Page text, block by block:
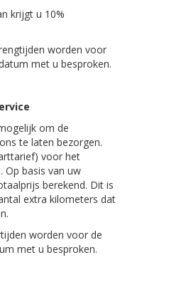
krijgt u 10%
worden voor
met u besproken.
om de
te laten bezorgen.
voor het
Op basis van uw
berekend. Dit is
extra kilometers dat
worden voor de
met u besproken.